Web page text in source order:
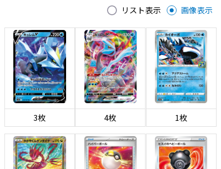
リスト表示 画像表示
3枚 4枚 1枚